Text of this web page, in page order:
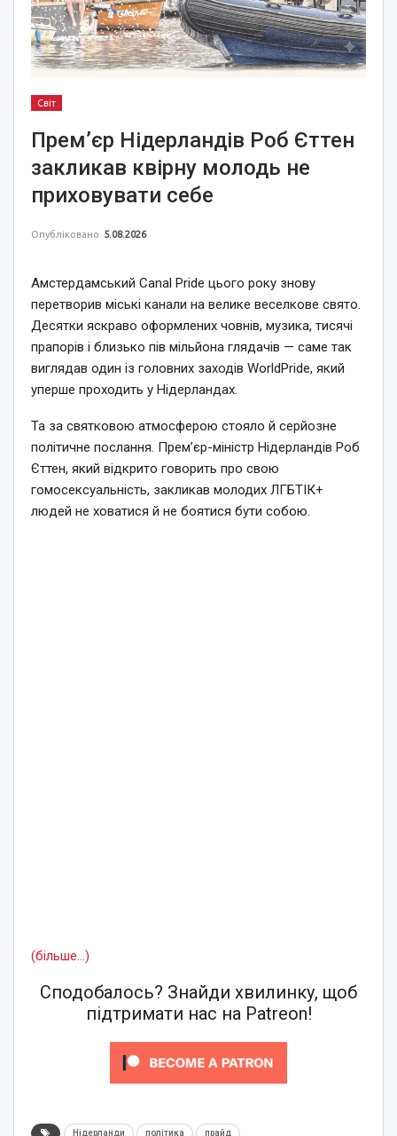
Світ
Прем’єр Нідерландів Роб Єттен
закликав квірну молодь не
приховувати себе
Опубліковано 5.08.2026
Амстердамський Canal Pride цього року знову
перетворив міські канали на велике веселкове свято.
Десятки яскраво оформлених човнів, музика, тисячі
прапорів і близько пів мільйона глядачів — саме так
виглядав один із головних заходів WorldPride, який
уперше проходить у Нідерландах.
Та за святковою атмосферою стояло й серйозне
політичне послання. Прем’єр-міністр Нідерландів Роб
Єттен, який відкрито говорить про свою
гомосексуальність, закликав молодих ЛГБТІК+
людей не ховатися й не боятися бути собою.
(більше…)
Сподобалось? Знайди хвилинку, щоб
підтримати нас на Patreon!
Нідерланди політика прайд